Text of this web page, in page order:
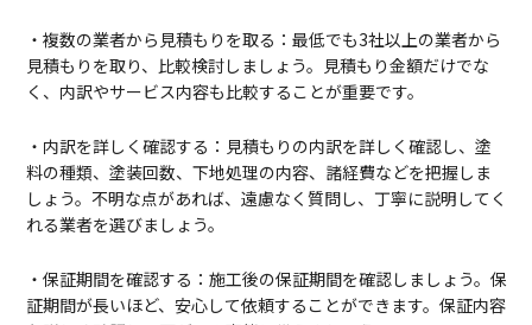
・複数の業者から見積もりを取る：最低でも3社以上の業者から
見積もりを取り、比較検討しましょう。見積もり金額だけでな
く、内訳やサービス内容も比較することが重要です。
・内訳を詳しく確認する：見積もりの内訳を詳しく確認し、塗
料の種類、塗装回数、下地処理の内容、諸経費などを把握しま
しょう。不明な点があれば、遠慮なく質問し、丁寧に説明してく
れる業者を選びましょう。
・保証期間を確認する：施工後の保証期間を確認しましょう。保
証期間が長いほど、安心して依頼することができます。保証内容